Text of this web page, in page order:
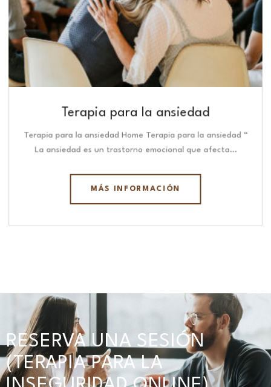
Terapia para la ansiedad
Terapia para la ansiedad Home Terapia para la ansiedad “
La ansiedad es un trastorno emocional que afecta…
MÁS INFORMACIÓN
RESERVA UNA SESIÓN
(TERAPIA PARA LA